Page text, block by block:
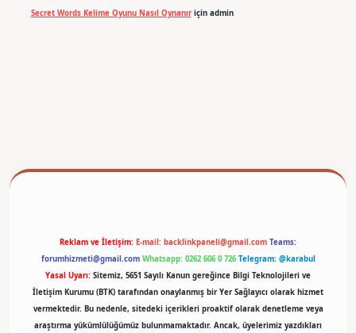
Secret Words Kelime Oyunu Nasıl Oynanıriçin admin
Reklam ve İletişim: E-mail: backlinkpaneli@gmail.com Teams:
forumhizmeti@gmail.com Whatsapp: 0262 606 0 726 Telegram: @karabul
Yasal Uyarı: Sitemiz, 5651 Sayılı Kanun gereğince Bilgi Teknolojileri ve
İletişim Kurumu (BTK) tarafından onaylanmış bir Yer Sağlayıcı olarak hizmet
vermektedir. Bu nedenle, sitedeki içerikleri proaktif olarak denetleme veya
araştırma yükümlülüğümüz bulunmamaktadır. Ancak, üyelerimiz yazdıkları